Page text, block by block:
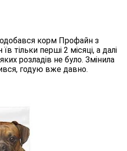
корм Профайн з
тільки перші 2 місяці, а далі
розладів не було. Змінила
годую вже давно.